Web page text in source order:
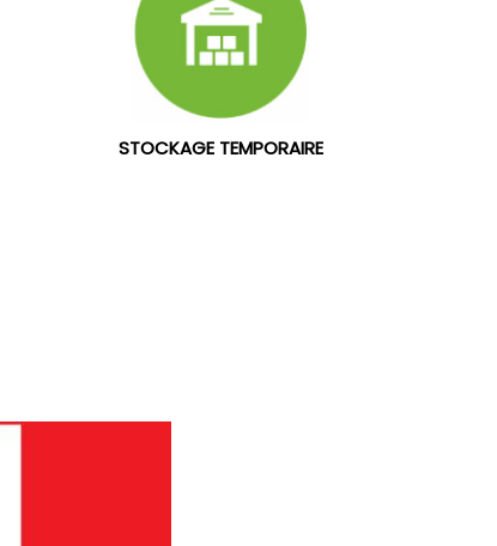
STOCKAGE TEMPORAIRE